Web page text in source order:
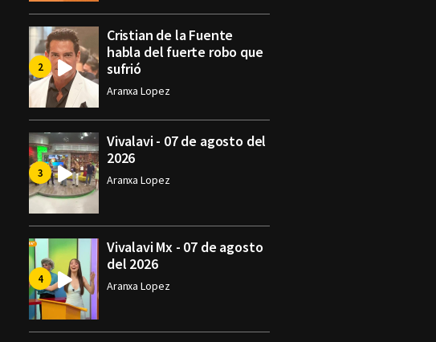
Cristian de la Fuente
habla del fuerte robo que
sufrió
Aranxa Lopez
Vivalavi - 07 de agosto del
2026
Aranxa Lopez
Vivalavi Mx - 07 de agosto
del 2026
Aranxa Lopez